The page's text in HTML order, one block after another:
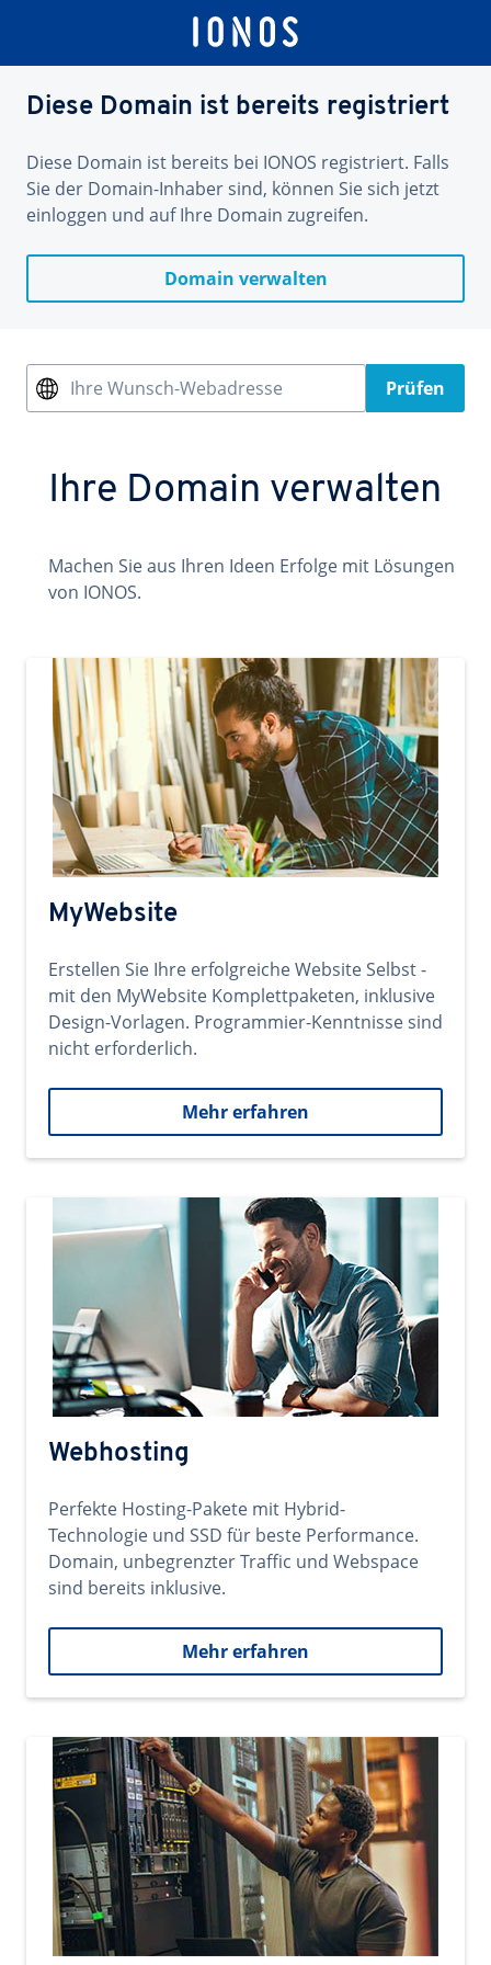
Diese Domain ist bereits registriert
Diese Domain ist bereits bei IONOS registriert. Falls
Sie der Domain-Inhaber sind, können Sie sich jetzt
einloggen und auf Ihre Domain zugreifen.
Domain verwalten
Ihre Wunsch-Webadresse Prüfen
Ihre Domain verwalten
Machen Sie aus Ihren Ideen Erfolge mit Lösungen
von IONOS.
MyWebsite
Erstellen Sie Ihre erfolgreiche Website Selbst -
mit den MyWebsite Komplettpaketen, inklusive
Design-Vorlagen. Programmier-Kenntnisse sind
nicht erforderlich.
Mehr erfahren
Webhosting
Perfekte Hosting-Pakete mit Hybrid-
Technologie und SSD für beste Performance.
Domain, unbegrenzter Traffic und Webspace
sind bereits inklusive.
Mehr erfahren